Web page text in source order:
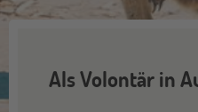
Als Volontär in